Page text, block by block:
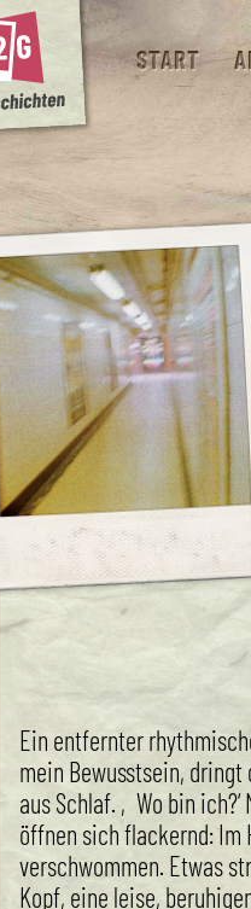
START
Ein entfernter
mein Bewusstsein, dringt
aus Schlaf. ‚Wo bin
öffnen sich flackernd: Im
verschwommen. Etwas
Kopf, eine leise,